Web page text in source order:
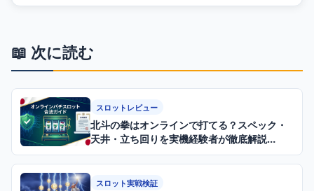
📖 次に読む
スロットレビュー
北斗の拳はオンラインで打てる？スペック・
天井・立ち回りを実機経験者が徹底解説
【2026年】
スロット実戦検証